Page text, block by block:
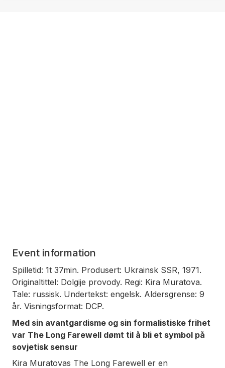
Event information
Spilletid: 1t 37min. Produsert: Ukrainsk SSR, 1971.
Originaltittel: Dolgije provody. Regi: Kira Muratova.
Tale: russisk. Undertekst: engelsk. Aldersgrense: 9
år. Visningsformat: DCP.
Med sin avantgardisme og sin formalistiske frihet
var The Long Farewell dømt til å bli et symbol på
sovjetisk sensur
Kira Muratovas The Long Farewell er en